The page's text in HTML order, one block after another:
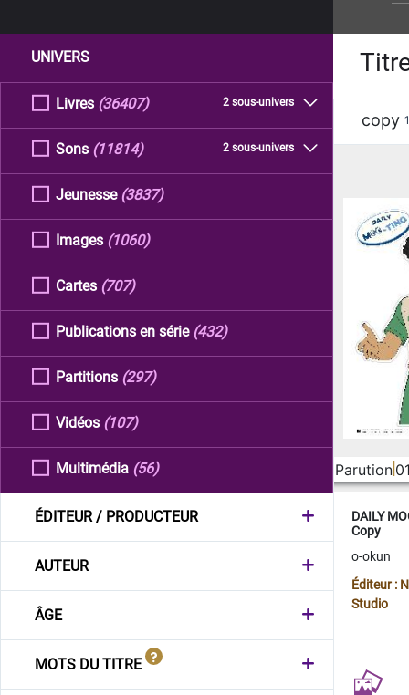
UNIVERS
Livres 2 sous-univers
(36407)
Sons 2 sous-univers
(11814)
Jeunesse (3837)
Images (1060)
Cartes (707)
Publications en série (432)
Partitions (297)
Vidéos (107)
Multimédia (56)
ÉDITEUR / PRODUCTEUR
AUTEUR
ÂGE
MOTS DU TITRE
copy
Parution
DAILY
Copy
o-okun
Éditeur :
Studio